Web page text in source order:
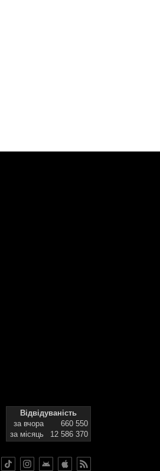
Відвідуваність
за вчора
660 550
за місяць
12 586 370